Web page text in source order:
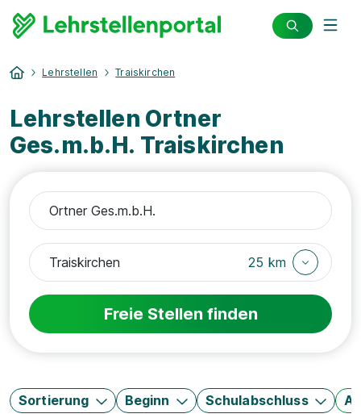
Lehrstellen Traiskirchen
Lehrstellen Ortner
Ges.m.b.H. Traiskirchen
25 km
Freie Stellen finden
Sortierung Beginn Schulabschluss